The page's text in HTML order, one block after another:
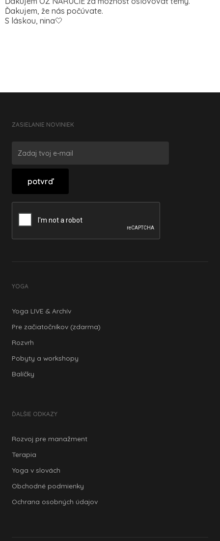
Ďakujem, že nás počúvate.
S láskou, nina🤍
YOGA
Yoga LIVE & Archív
Pre začiatočníkov (zdarma)
Rozvrh
Pobyty a workshopy
Balíčky
ĎALŠIE ODKAZY
Rozvoj pre manažment
Terapia
Yoga v slovách
Obchodné podmienky
Ochrana osobných údajov
ZASIELANIE NOVINIEK